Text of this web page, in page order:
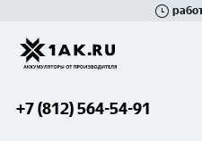
+7 (812) 564-54-91
Гатчина